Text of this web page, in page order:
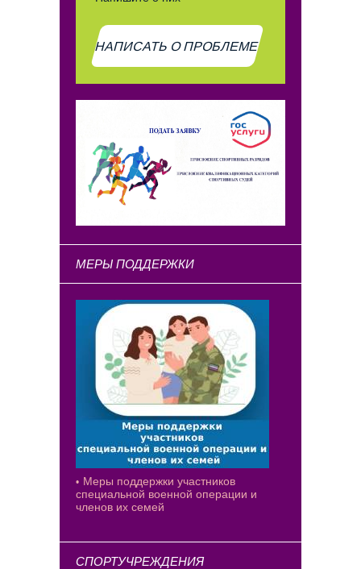
НАПИСАТЬ О ПРОБЛЕМЕ
МЕРЫ ПОДДЕРЖКИ
Меры поддержки участников
специальной военной операции и
членов их семей
СПОРТУЧРЕЖДЕНИЯ